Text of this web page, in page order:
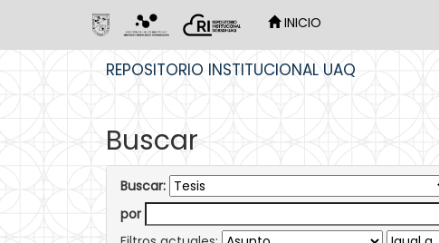
INICIO
REPOSITORIO INSTITUCIONAL UAQ
Buscar
Buscar:
por